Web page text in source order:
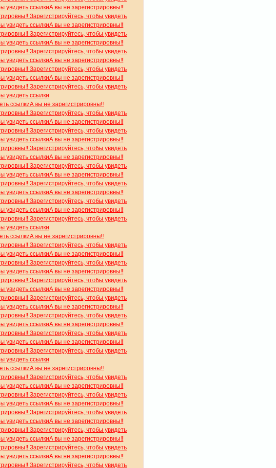
увидеть ссылкиА вы не зарегистрировны!!
Зарегистрируйтесь, чтобы увидеть
увидеть ссылкиА вы не зарегистрировны!!
Зарегистрируйтесь, чтобы увидеть
увидеть ссылкиА вы не зарегистрировны!!
Зарегистрируйтесь, чтобы увидеть
увидеть ссылкиА вы не зарегистрировны!!
Зарегистрируйтесь, чтобы увидеть
увидеть ссылкиА вы не зарегистрировны!!
Зарегистрируйтесь, чтобы увидеть
увидеть ссылки
ссылкиА вы не зарегистрировны!!
Зарегистрируйтесь, чтобы увидеть
увидеть ссылкиА вы не зарегистрировны!!
Зарегистрируйтесь, чтобы увидеть
увидеть ссылкиА вы не зарегистрировны!!
Зарегистрируйтесь, чтобы увидеть
увидеть ссылкиА вы не зарегистрировны!!
Зарегистрируйтесь, чтобы увидеть
увидеть ссылкиА вы не зарегистрировны!!
Зарегистрируйтесь, чтобы увидеть
увидеть ссылкиА вы не зарегистрировны!!
Зарегистрируйтесь, чтобы увидеть
увидеть ссылкиА вы не зарегистрировны!!
Зарегистрируйтесь, чтобы увидеть
увидеть ссылки
ссылкиА вы не зарегистрировны!!
Зарегистрируйтесь, чтобы увидеть
увидеть ссылкиА вы не зарегистрировны!!
Зарегистрируйтесь, чтобы увидеть
увидеть ссылкиА вы не зарегистрировны!!
Зарегистрируйтесь, чтобы увидеть
увидеть ссылкиА вы не зарегистрировны!!
Зарегистрируйтесь, чтобы увидеть
увидеть ссылкиА вы не зарегистрировны!!
Зарегистрируйтесь, чтобы увидеть
увидеть ссылкиА вы не зарегистрировны!!
Зарегистрируйтесь, чтобы увидеть
увидеть ссылкиА вы не зарегистрировны!!
Зарегистрируйтесь, чтобы увидеть
увидеть ссылки
ссылкиА вы не зарегистрировны!!
Зарегистрируйтесь, чтобы увидеть
увидеть ссылкиА вы не зарегистрировны!!
Зарегистрируйтесь, чтобы увидеть
увидеть ссылкиА вы не зарегистрировны!!
Зарегистрируйтесь, чтобы увидеть
увидеть ссылкиА вы не зарегистрировны!!
Зарегистрируйтесь, чтобы увидеть
увидеть ссылкиА вы не зарегистрировны!!
Зарегистрируйтесь, чтобы увидеть
увидеть ссылкиА вы не зарегистрировны!!
Зарегистрируйтесь, чтобы увидеть